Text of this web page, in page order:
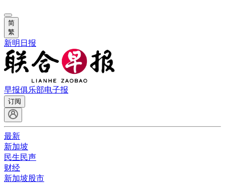
简
繁
新明日报
早报俱乐部电子报
订阅
最新
新加坡
民生民声
财经
新加坡股市